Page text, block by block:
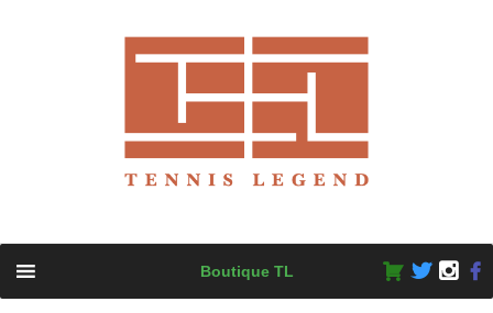
content
Boutique TL